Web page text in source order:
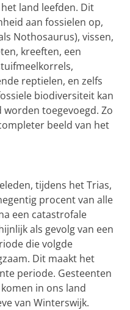
land leefden. Dit
aan fossielen op,
Nothosaurus), vissen,
kreeften, een
reptielen, en zelfs
biodiversiteit kan
worden toegevoegd. Zo
beeld van het
tijdens het Trias,
procent van alle
een catastrofale
als gevolg van een
die volgde
Dit maakt het
periode. Gesteenten
in ons land
van Winterswijk.